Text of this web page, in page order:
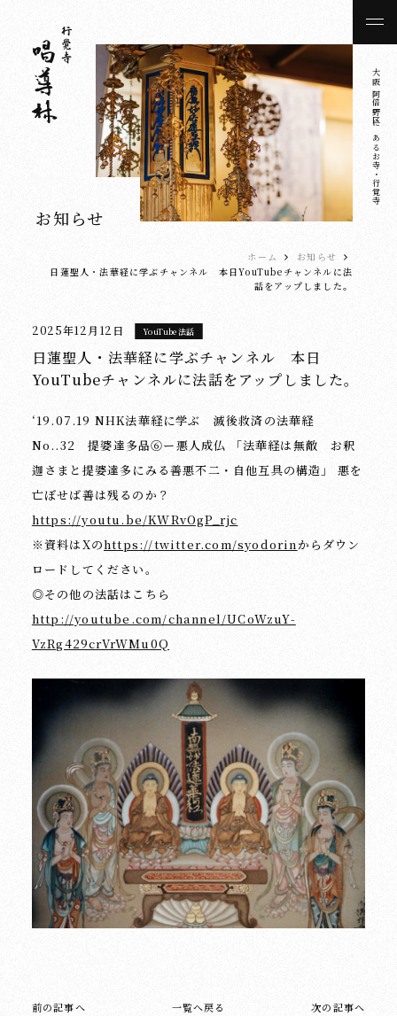
お知らせ
大阪 阿倍野区にあるお寺・行覚寺
ホーム
お知らせ
日蓮聖人・法華経に学ぶチャンネル 本日YouTubeチャンネルに法
話をアップしました。
2025年12月12日 YouTube法話
日蓮聖人・法華経に学ぶチャンネル 本日
YouTubeチャンネルに法話をアップしました。
‘19.07.19 NHK法華経に学ぶ 滅後救済の法華経
No..32 提婆達多品⑥ー悪人成仏 「法華経は無敵 お釈
迦さまと提婆達多にみる善悪不二・自他互具の構造」 悪を
亡ぼせば善は残るのか？
https://youtu.be/KWRvOgP_rjc
※資料はXのhttps://twitter.com/syodorinからダウン
ロードしてください。
◎その他の法話はこちら
http://youtube.com/channel/UCoWzuY-
VzRg429crVrWMu0Q
前の記事へ 一覧へ戻る 次の記事へ